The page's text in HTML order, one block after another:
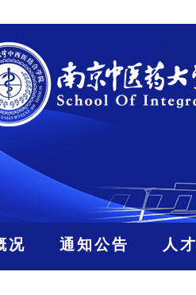
况 通知公告 人